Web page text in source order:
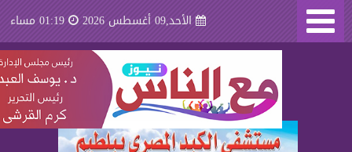
الأحد,09 أغسطس 2026 01:19 مساء